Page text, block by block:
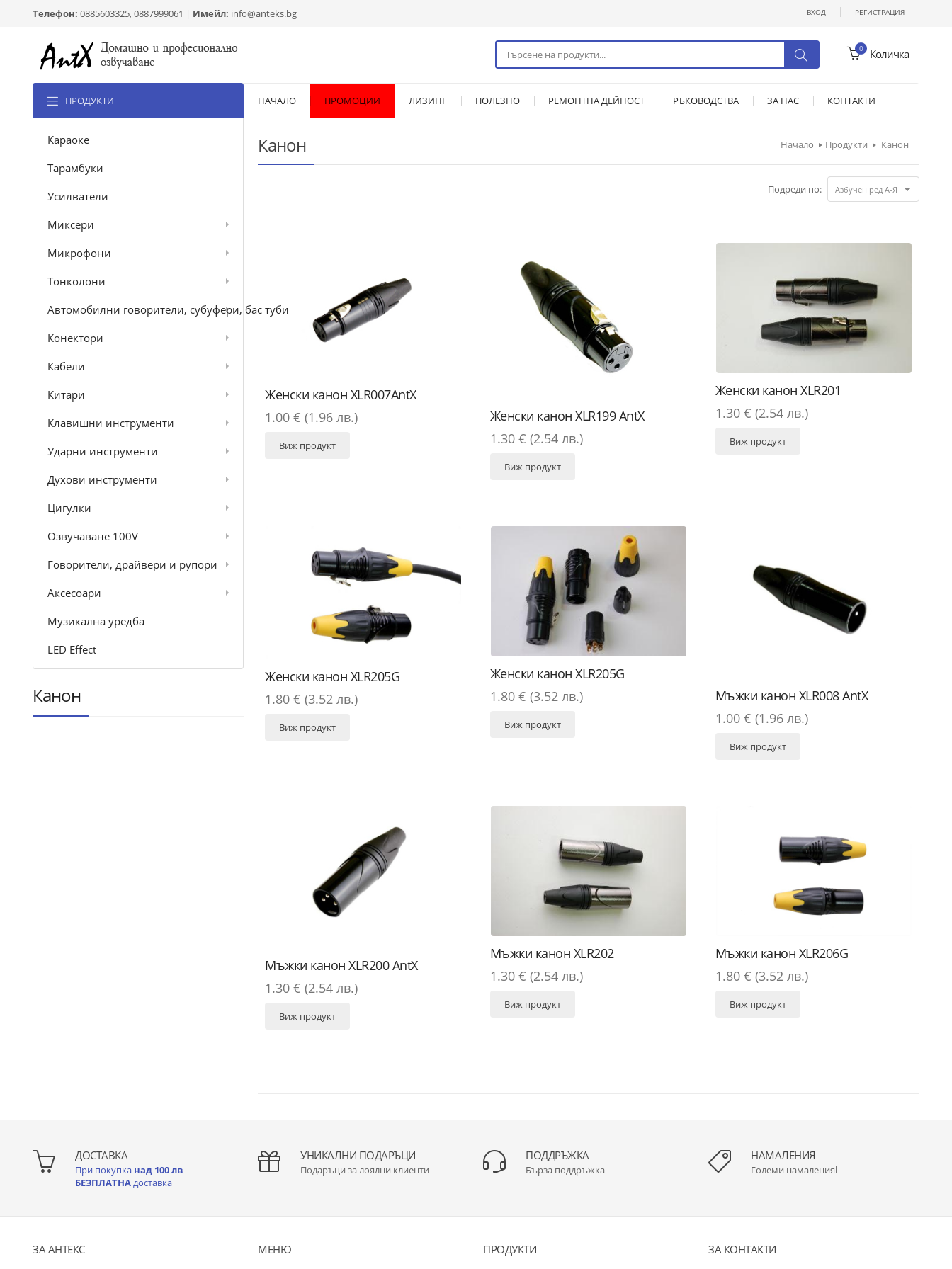
Телефон: 0885603325, 0887999061 | Имейл: info@anteks.bg ВХОД РЕГИСТРАЦИЯ
0 Количка
ПРОДУКТИ
Караоке
Тарамбуки
Усилватели
Миксери
Микрофони
Тонколони
Автомобилни говорители, субуфери, бас туби
Конектори
Кабели
Китари
Клавишни инструменти
Ударни инструменти
Духови инструменти
Цигулки
Озвучаване 100V
Говорители, драйвери и рупори
Аксесоари
Музикална уредба
LED Effect
НАЧАЛО ПРОМОЦИИ ЛИЗИНГ ПОЛЕЗНО РЕМОНТНА ДЕЙНОСТ РЪКОВОДСТВА ЗА НАС КОНТАКТИ
Канон Начало Продукти Канон
Подреди по: Азбучен ред А-Я
Женски канон XLR007AntX
1.00 € (1.96 лв.)
Виж продукт
Женски канон XLR199 AntX
1.30 € (2.54 лв.)
Виж продукт
Женски канон XLR201
1.30 € (2.54 лв.)
Виж продукт
Женски канон XLR205G
1.80 € (3.52 лв.)
Виж продукт
Женски канон XLR205G
1.80 € (3.52 лв.)
Виж продукт
Мъжки канон XLR008 AntX
1.00 € (1.96 лв.)
Виж продукт
Мъжки канон XLR200 AntX
1.30 € (2.54 лв.)
Виж продукт
Мъжки канон XLR202
1.30 € (2.54 лв.)
Виж продукт
Мъжки канон XLR206G
1.80 € (3.52 лв.)
Виж продукт
Канон
ДОСТАВКА
При покупка над 100 лв-
БЕЗПЛАТНАдоставка
УНИКАЛНИ ПОДАРЪЦИ
Подаръци за лоялни клиенти
ПОДДРЪЖКА
Бърза поддръжка
НАМАЛЕНИЯ
Големи намаленияl
ЗА АНТЕКС МЕНЮ ПРОДУКТИ ЗА КОНТАКТИ